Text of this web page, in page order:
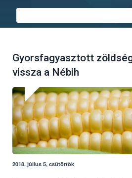
Gyorsfagyasztott
vissza a Nébih
2018. július 5, csütörtök